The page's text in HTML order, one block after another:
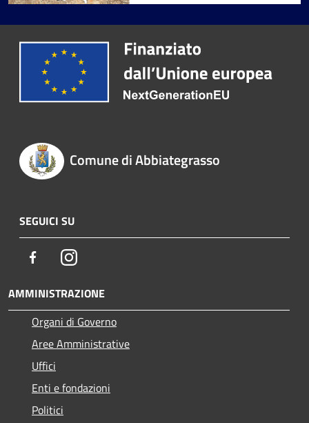
Comune di Abbiategrasso
SEGUICI SU
FacebookInstagram
AMMINISTRAZIONE
Organi di Governo
Aree Amministrative
Uffici
Enti e fondazioni
Politici